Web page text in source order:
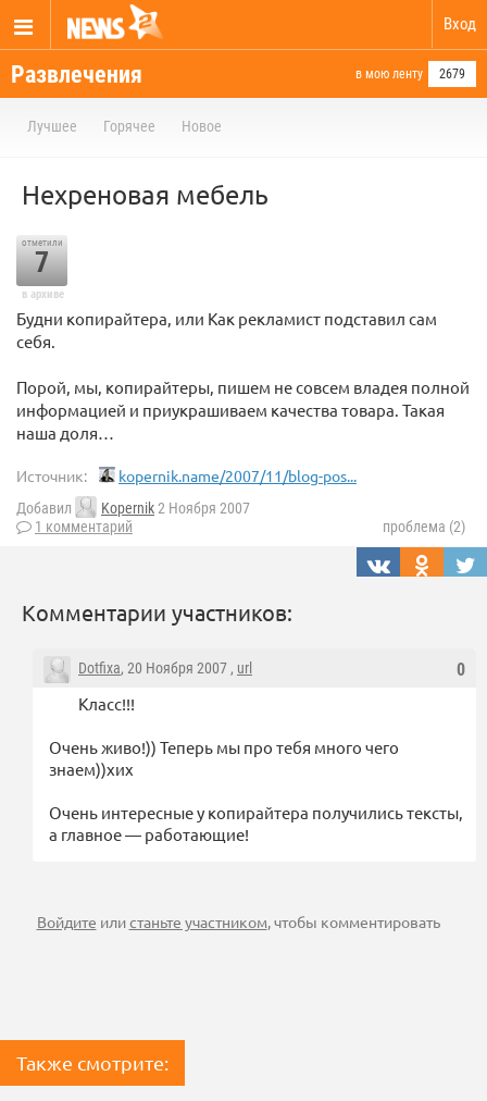
Вход
Развлечения в мою ленту 2679
Лучшее Горячее Новое
Нехреновая мебель
отметили
7
в архиве
Будни копирайтера, или Как рекламист подставил сам
себя.
Порой, мы, копирайтеры, пишем не совсем владея полной
информацией и приукрашиваем качества товара. Такая
наша доля…
Источник: kopernik.name/2007/11/blog-pos...
Добавил Kopernik2 Ноября 2007
1 комментарий
проблема (2)
Комментарии участников:
0
Dotfixa, 20 Ноября 2007 , url
Класс!!!
Очень живо!)) Теперь мы про тебя много чего
знаем))хих
Очень интересные у копирайтера получились тексты,
а главное — работающие!
Войдите илистаньте участником, чтобы комментировать
Также смотрите: